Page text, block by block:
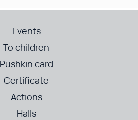
Events
To children
Pushkin card
Certificate
Actions
Halls